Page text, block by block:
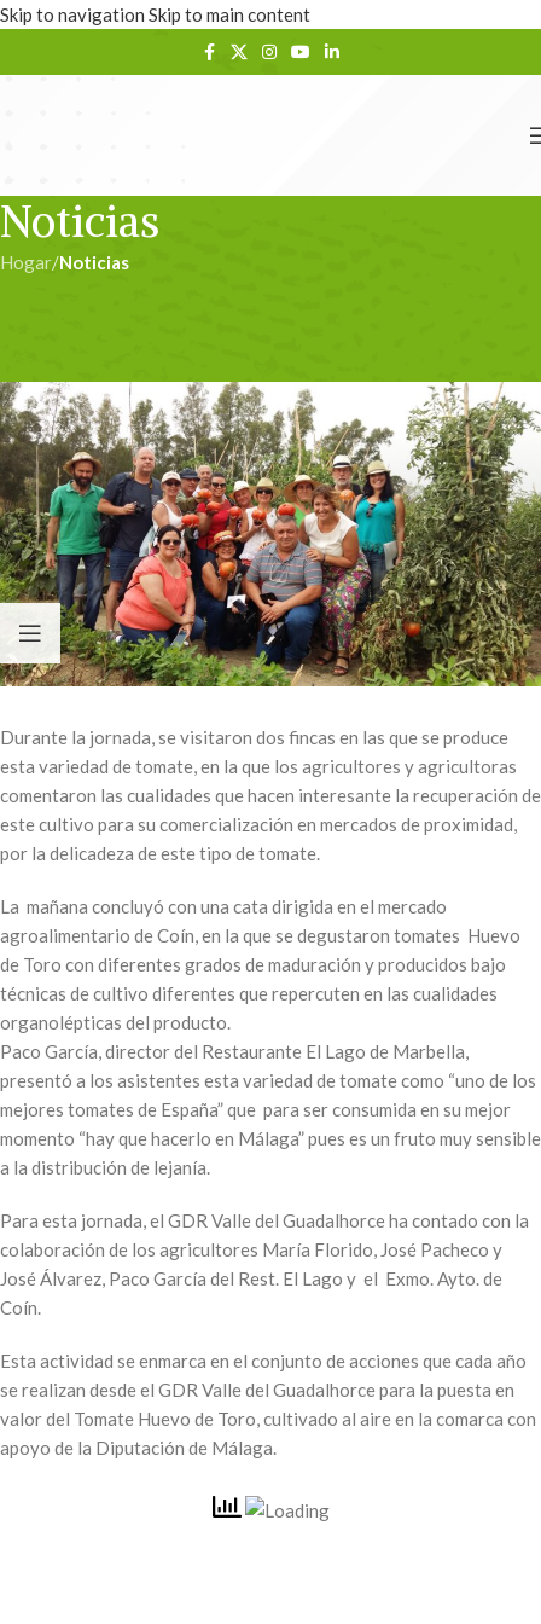
Skip to navigation Skip to main content
Noticias
Hogar/Noticias
Durante la jornada, se visitaron dos fincas en las que se produce
esta variedad de tomate, en la que los agricultores y agricultoras
comentaron las cualidades que hacen interesante la recuperación de
este cultivo para su comercialización en mercados de proximidad,
por la delicadeza de este tipo de tomate.
La mañana concluyó con una cata dirigida en el mercado
agroalimentario de Coín, en la que se degustaron tomates Huevo
de Toro con diferentes grados de maduración y producidos bajo
técnicas de cultivo diferentes que repercuten en las cualidades
organolépticas del producto.
Paco García, director del Restaurante El Lago de Marbella,
presentó a los asistentes esta variedad de tomate como “uno de los
mejores tomates de España” que para ser consumida en su mejor
momento “hay que hacerlo en Málaga” pues es un fruto muy sensible
a la distribución de lejanía.
Para esta jornada, el GDR Valle del Guadalhorce ha contado con la
colaboración de los agricultores María Florido, José Pacheco y
José Álvarez, Paco García del Rest. El Lago y el Exmo. Ayto. de
Coín.
Esta actividad se enmarca en el conjunto de acciones que cada año
se realizan desde el GDR Valle del Guadalhorce para la puesta en
valor del Tomate Huevo de Toro, cultivado al aire en la comarca con
apoyo de la Diputación de Málaga.